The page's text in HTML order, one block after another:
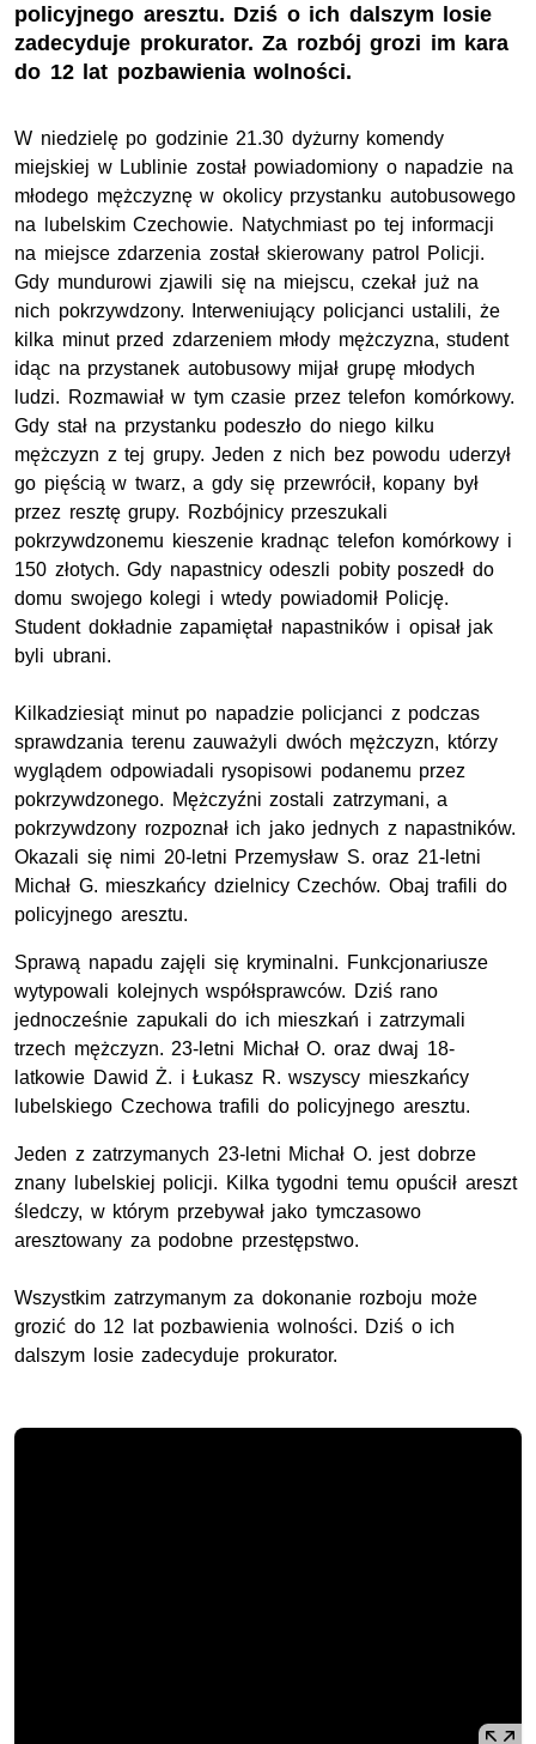
policyjnego aresztu. Dziś o ich dalszym losie
zadecyduje prokurator. Za rozbój grozi im kara
do 12 lat pozbawienia wolności.
W niedzielę po godzinie 21.30 dyżurny komendy
miejskiej w Lublinie został powiadomiony o napadzie na
młodego mężczyznę w okolicy przystanku autobusowego
na lubelskim Czechowie. Natychmiast po tej informacji
na miejsce zdarzenia został skierowany patrol Policji.
Gdy mundurowi zjawili się na miejscu, czekał już na
nich pokrzywdzony. Interweniujący policjanci ustalili, że
kilka minut przed zdarzeniem młody mężczyzna, student
idąc na przystanek autobusowy mijał grupę młodych
ludzi. Rozmawiał w tym czasie przez telefon komórkowy.
Gdy stał na przystanku podeszło do niego kilku
mężczyzn z tej grupy. Jeden z nich bez powodu uderzył
go pięścią w twarz, a gdy się przewrócił, kopany był
przez resztę grupy. Rozbójnicy przeszukali
pokrzywdzonemu kieszenie kradnąc telefon komórkowy i
150 złotych. Gdy napastnicy odeszli pobity poszedł do
domu swojego kolegi i wtedy powiadomił Policję.
Student dokładnie zapamiętał napastników i opisał jak
byli ubrani.
Kilkadziesiąt minut po napadzie policjanci z podczas
sprawdzania terenu zauważyli dwóch mężczyzn, którzy
wyglądem odpowiadali rysopisowi podanemu przez
pokrzywdzonego. Mężczyźni zostali zatrzymani, a
pokrzywdzony rozpoznał ich jako jednych z napastników.
Okazali się nimi 20-letni Przemysław S. oraz 21-letni
Michał G. mieszkańcy dzielnicy Czechów. Obaj trafili do
policyjnego aresztu.
Sprawą napadu zajęli się kryminalni. Funkcjonariusze
wytypowali kolejnych współsprawców. Dziś rano
jednocześnie zapukali do ich mieszkań i zatrzymali
trzech mężczyzn. 23-letni Michał O. oraz dwaj 18-
latkowie Dawid Ż. i Łukasz R. wszyscy mieszkańcy
lubelskiego Czechowa trafili do policyjnego aresztu.
Jeden z zatrzymanych 23-letni Michał O. jest dobrze
znany lubelskiej policji. Kilka tygodni temu opuścił areszt
śledczy, w którym przebywał jako tymczasowo
aresztowany za podobne przestępstwo.
Wszystkim zatrzymanym za dokonanie rozboju może
grozić do 12 lat pozbawienia wolności. Dziś o ich
dalszym losie zadecyduje prokurator.